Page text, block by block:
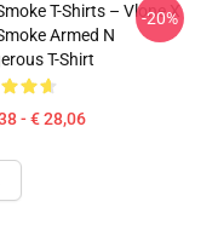
T-Shirts – Vlone X
Armed N
T-Shirt
- € 28,06
-20%